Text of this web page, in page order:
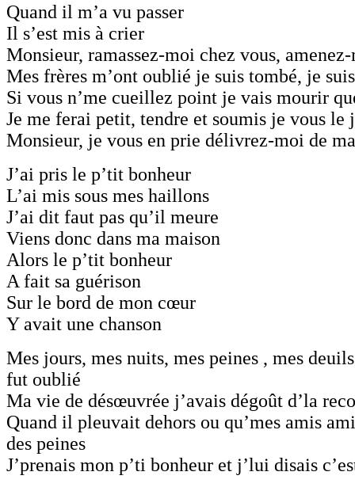
Quand il m’a vu passer
Il s’est mis à crier
Monsieur, ramassez-moi chez vous,
Mes frères m’ont oublié je suis tombé, je
Si vous n’me cueillez point je vais mourir
Je me ferai petit, tendre et soumis je vous le
Monsieur, je vous en prie délivrez-moi de
J’ai pris le p’tit bonheur
L’ai mis sous mes haillons
J’ai dit faut pas qu’il meure
Viens donc dans ma maison
Alors le p’tit bonheur
A fait sa guérison
Sur le bord de mon cœur
Y avait une chanson
Mes jours, mes nuits, mes peines , mes
fut oublié
Ma vie de désœuvrée j’avais dégoût d’la
Quand il pleuvait dehors ou qu’mes amis
des peines
J’prenais mon p’ti bonheur et j’lui disais